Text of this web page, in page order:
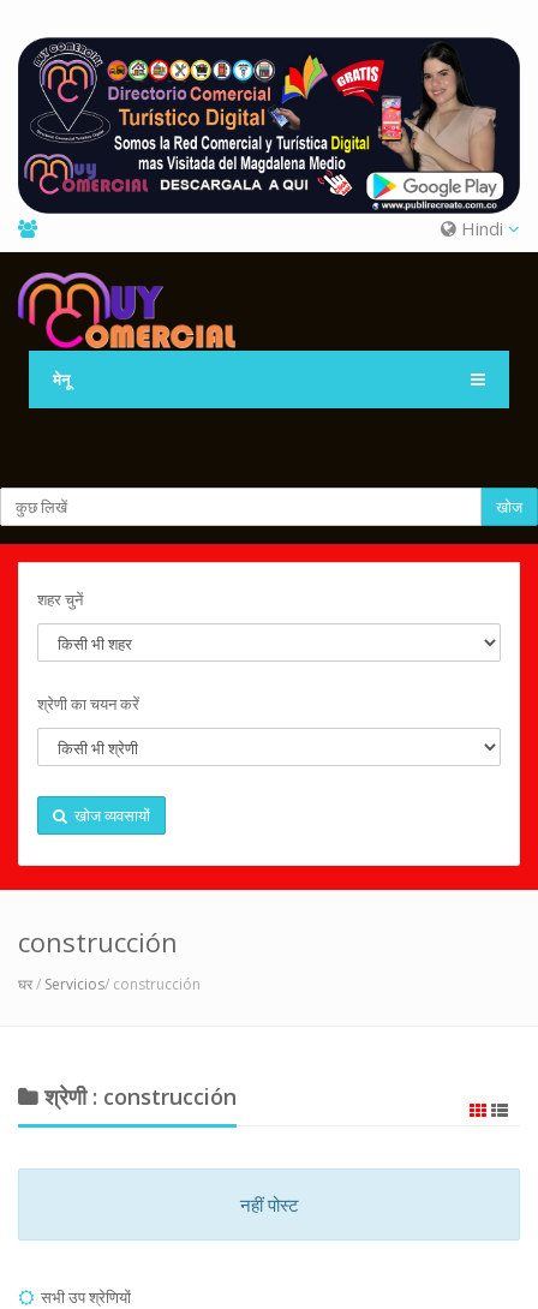
Hindi
मेनू
खोज
शहर चुनें
श्रेणी का चयन करें
खोज व्यवसायों
construcción
घर/ Servicios/ construcción
श्रेणी : construcción
नहीं पोस्ट
सभी उप श्रेणियों